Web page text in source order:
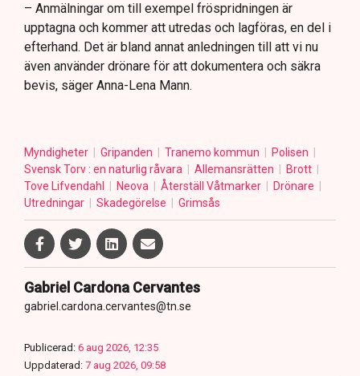
– Anmälningar om till exempel fröspridningen är
upptagna och kommer att utredas och lagföras, en del i
efterhand. Det är bland annat anledningen till att vi nu
även använder drönare för att dokumentera och säkra
bevis, säger Anna-Lena Mann.
Myndigheter Gripanden Tranemo kommun
Polisen
Svensk Torv : en naturlig råvara
Allemansrätten
Brott
Tove Lifvendahl
Neova Återställ Våtmarker
Drönare
Utredningar
Skadegörelse Grimsås
Gabriel Cardona Cervantes
gabriel.cardona.cervantes@tn.se
Publicerad: 6 aug 2026, 12:35
Uppdaterad: 7 aug 2026, 09:58